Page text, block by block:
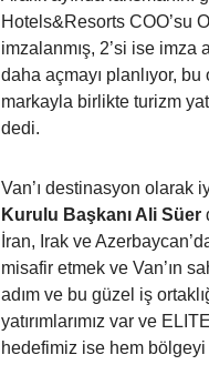
Hotels&Resorts COO’su
imzalanmış, 2’si ise
daha açmayı planlıyor,
markayla birlikte turizm
dedi.
Van’ı destinasyon olarak
Kurulu Başkanı Ali Süer
İran, Irak ve
misafir etmek ve Van’ın
adım ve bu güzel iş
yatırımlarımız var ve
hedefimiz ise hem bölgeyi